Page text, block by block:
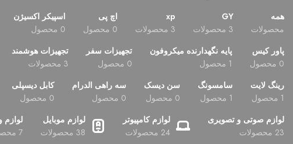
همه
محصولات
GY
3 محصولات
xp
3 محصولات
اچ پی
0 محصول
اسپیکر اکسیژن
0 محصول
پاور کیس
0 محصول
پایه نگهدارنده میکروفون
1 محصول
تجهیزات سفر
0 محصول
تجهیزات هوشمند
3 محصولات
رینگ لایت
1 محصول
سامسونگ
1 محصول
سن دیسک
0 محصول
سه راهی الدرام
0 محصول
کابل دیسپلی
0 محصول
لوازم صوتی و تصویری
23 محصولات
لوازم کامپیوتر
24 محصولات
لوازم موبایل
38 محصولات
لوازم
7 محصولات